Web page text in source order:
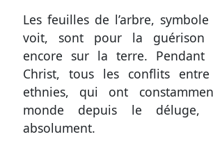
Les feuilles de l’arbre,
voit, sont pour la guérison
encore sur la terre.
Christ, tous les conflits
ethnies, qui ont
monde depuis le déluge,
absolument.